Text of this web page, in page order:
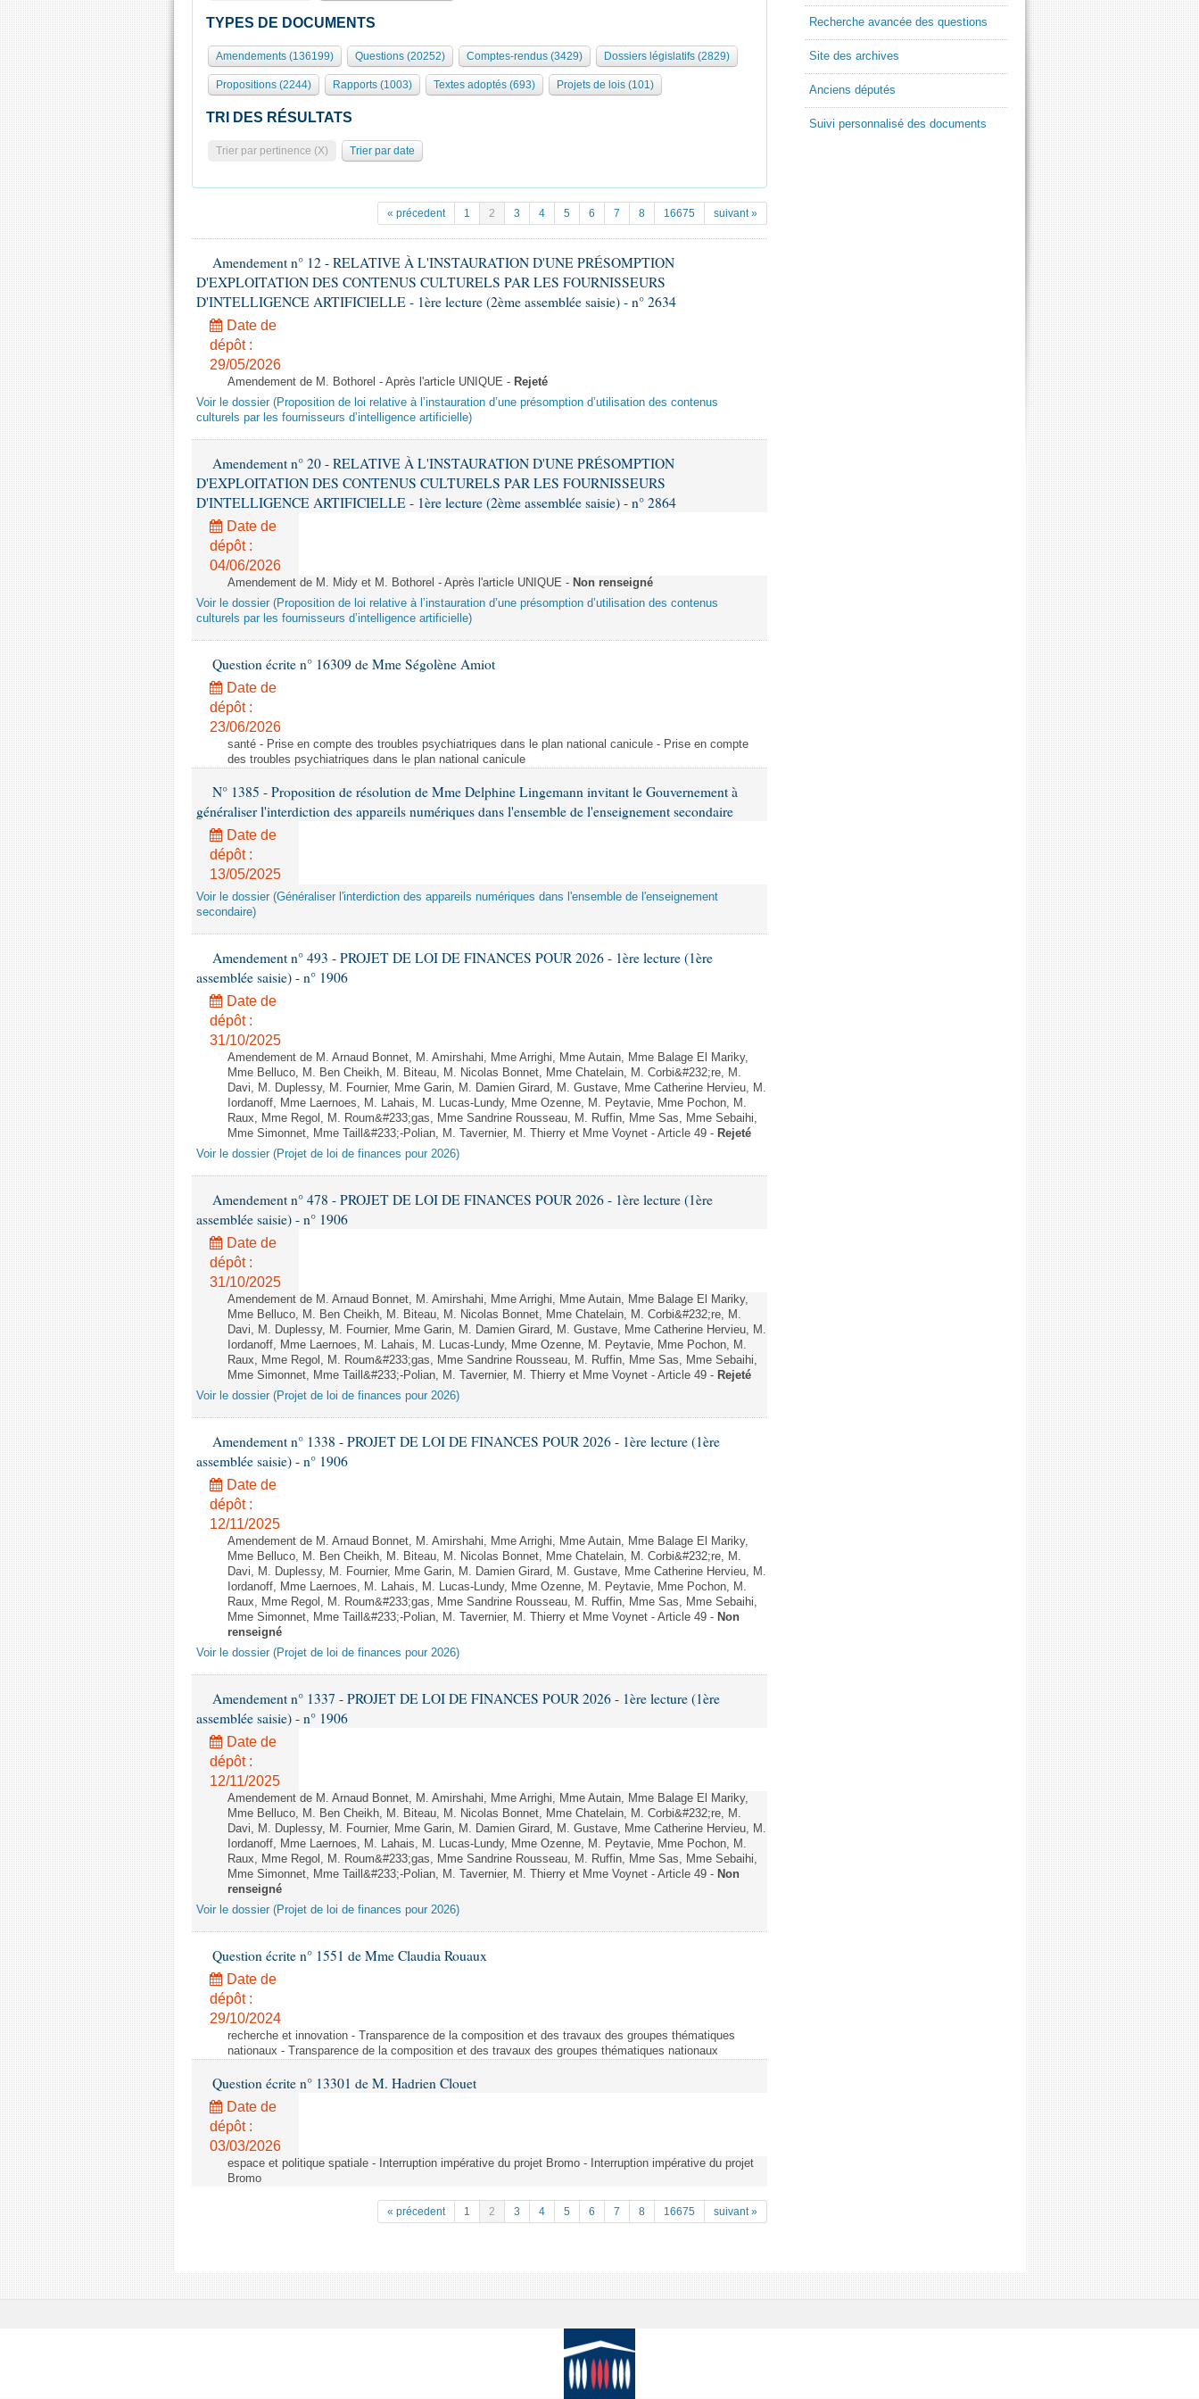
TYPES DE DOCUMENTS
Amendements (136199) Questions (20252) Comptes-rendus (3429) Dossiers législatifs (2829)
Propositions (2244) Rapports (1003) Textes adoptés (693) Projets de lois (101)
TRI DES RÉSULTATS
Trier par pertinence (X) Trier par date
« précedent 1 2 3 4 5 6 7 8 16675 suivant »
Amendement n° 12 - RELATIVE À L'INSTAURATION D'UNE PRÉSOMPTION
D'EXPLOITATION DES CONTENUS CULTURELS PAR LES FOURNISSEURS
D'INTELLIGENCE ARTIFICIELLE - 1ère lecture (2ème assemblée saisie) - n° 2634
Date de
dépôt :
29/05/2026
Amendement de M. Bothorel - Après l'article UNIQUE - Rejeté
Voir le dossier (Proposition de loi relative à l’instauration d’une présomption d’utilisation des contenus
culturels par les fournisseurs d’intelligence artificielle)
Amendement n° 20 - RELATIVE À L'INSTAURATION D'UNE PRÉSOMPTION
D'EXPLOITATION DES CONTENUS CULTURELS PAR LES FOURNISSEURS
D'INTELLIGENCE ARTIFICIELLE - 1ère lecture (2ème assemblée saisie) - n° 2864
Date de
dépôt :
04/06/2026
Amendement de M. Midy et M. Bothorel - Après l'article UNIQUE - Non renseigné
Voir le dossier (Proposition de loi relative à l’instauration d’une présomption d’utilisation des contenus
culturels par les fournisseurs d’intelligence artificielle)
Question écrite n° 16309 de Mme Ségolène Amiot
Date de
dépôt :
23/06/2026
santé - Prise en compte des troubles psychiatriques dans le plan national canicule - Prise en compte
des troubles psychiatriques dans le plan national canicule
N° 1385 - Proposition de résolution de Mme Delphine Lingemann invitant le Gouvernement à
généraliser l'interdiction des appareils numériques dans l'ensemble de l'enseignement secondaire
Date de
dépôt :
13/05/2025
Voir le dossier (Généraliser l'interdiction des appareils numériques dans l'ensemble de l'enseignement
secondaire)
Amendement n° 493 - PROJET DE LOI DE FINANCES POUR 2026 - 1ère lecture (1ère
assemblée saisie) - n° 1906
Date de
dépôt :
31/10/2025
Amendement de M. Arnaud Bonnet, M. Amirshahi, Mme Arrighi, Mme Autain, Mme Balage El Mariky,
Mme Belluco, M. Ben Cheikh, M. Biteau, M. Nicolas Bonnet, Mme Chatelain, M. Corbi&#232;re, M.
Davi, M. Duplessy, M. Fournier, Mme Garin, M. Damien Girard, M. Gustave, Mme Catherine Hervieu, M.
Iordanoff, Mme Laernoes, M. Lahais, M. Lucas-Lundy, Mme Ozenne, M. Peytavie, Mme Pochon, M.
Raux, Mme Regol, M. Roum&#233;gas, Mme Sandrine Rousseau, M. Ruffin, Mme Sas, Mme Sebaihi,
Mme Simonnet, Mme Taill&#233;-Polian, M. Tavernier, M. Thierry et Mme Voynet - Article 49 - Rejeté
Voir le dossier (Projet de loi de finances pour 2026)
Amendement n° 478 - PROJET DE LOI DE FINANCES POUR 2026 - 1ère lecture (1ère
assemblée saisie) - n° 1906
Date de
dépôt :
31/10/2025
Amendement de M. Arnaud Bonnet, M. Amirshahi, Mme Arrighi, Mme Autain, Mme Balage El Mariky,
Mme Belluco, M. Ben Cheikh, M. Biteau, M. Nicolas Bonnet, Mme Chatelain, M. Corbi&#232;re, M.
Davi, M. Duplessy, M. Fournier, Mme Garin, M. Damien Girard, M. Gustave, Mme Catherine Hervieu, M.
Iordanoff, Mme Laernoes, M. Lahais, M. Lucas-Lundy, Mme Ozenne, M. Peytavie, Mme Pochon, M.
Raux, Mme Regol, M. Roum&#233;gas, Mme Sandrine Rousseau, M. Ruffin, Mme Sas, Mme Sebaihi,
Mme Simonnet, Mme Taill&#233;-Polian, M. Tavernier, M. Thierry et Mme Voynet - Article 49 - Rejeté
Voir le dossier (Projet de loi de finances pour 2026)
Amendement n° 1338 - PROJET DE LOI DE FINANCES POUR 2026 - 1ère lecture (1ère
assemblée saisie) - n° 1906
Date de
dépôt :
12/11/2025
Amendement de M. Arnaud Bonnet, M. Amirshahi, Mme Arrighi, Mme Autain, Mme Balage El Mariky,
Mme Belluco, M. Ben Cheikh, M. Biteau, M. Nicolas Bonnet, Mme Chatelain, M. Corbi&#232;re, M.
Davi, M. Duplessy, M. Fournier, Mme Garin, M. Damien Girard, M. Gustave, Mme Catherine Hervieu, M.
Iordanoff, Mme Laernoes, M. Lahais, M. Lucas-Lundy, Mme Ozenne, M. Peytavie, Mme Pochon, M.
Raux, Mme Regol, M. Roum&#233;gas, Mme Sandrine Rousseau, M. Ruffin, Mme Sas, Mme Sebaihi,
Mme Simonnet, Mme Taill&#233;-Polian, M. Tavernier, M. Thierry et Mme Voynet - Article 49 - Non
renseigné
Voir le dossier (Projet de loi de finances pour 2026)
Amendement n° 1337 - PROJET DE LOI DE FINANCES POUR 2026 - 1ère lecture (1ère
assemblée saisie) - n° 1906
Date de
dépôt :
12/11/2025
Amendement de M. Arnaud Bonnet, M. Amirshahi, Mme Arrighi, Mme Autain, Mme Balage El Mariky,
Mme Belluco, M. Ben Cheikh, M. Biteau, M. Nicolas Bonnet, Mme Chatelain, M. Corbi&#232;re, M.
Davi, M. Duplessy, M. Fournier, Mme Garin, M. Damien Girard, M. Gustave, Mme Catherine Hervieu, M.
Iordanoff, Mme Laernoes, M. Lahais, M. Lucas-Lundy, Mme Ozenne, M. Peytavie, Mme Pochon, M.
Raux, Mme Regol, M. Roum&#233;gas, Mme Sandrine Rousseau, M. Ruffin, Mme Sas, Mme Sebaihi,
Mme Simonnet, Mme Taill&#233;-Polian, M. Tavernier, M. Thierry et Mme Voynet - Article 49 - Non
renseigné
Voir le dossier (Projet de loi de finances pour 2026)
Question écrite n° 1551 de Mme Claudia Rouaux
Date de
dépôt :
29/10/2024
recherche et innovation - Transparence de la composition et des travaux des groupes thématiques
nationaux - Transparence de la composition et des travaux des groupes thématiques nationaux
Question écrite n° 13301 de M. Hadrien Clouet
Date de
dépôt :
03/03/2026
espace et politique spatiale - Interruption impérative du projet Bromo - Interruption impérative du projet
Bromo
« précedent 1 2 3 4 5 6 7 8 16675 suivant »
Recherche avancée des questions
Site des archives
Anciens députés
Suivi personnalisé des documents